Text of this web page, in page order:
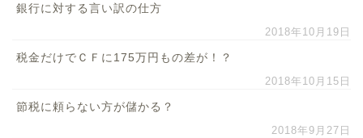
銀行に対する言い訳の仕方
2018年10月19日
税金だけでＣＦに175万円もの差が！？
2018年10月15日
節税に頼らない方が儲かる？
2018年9月27日